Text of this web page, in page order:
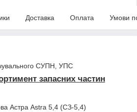
Доставка Оплата Умови
СУПН, УПС
запасних частин
Астра Astra 5,4 (СЗ-5,4)